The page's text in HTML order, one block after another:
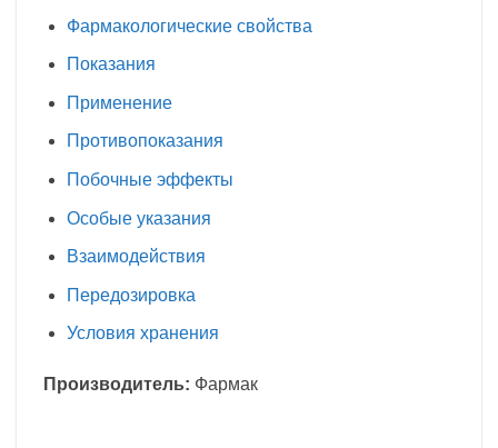
Фармакологические свойства
Показания
Применение
Противопоказания
Побочные эффекты
Особые указания
Взаимодействия
Передозировка
Условия хранения
Производитель: Фармак